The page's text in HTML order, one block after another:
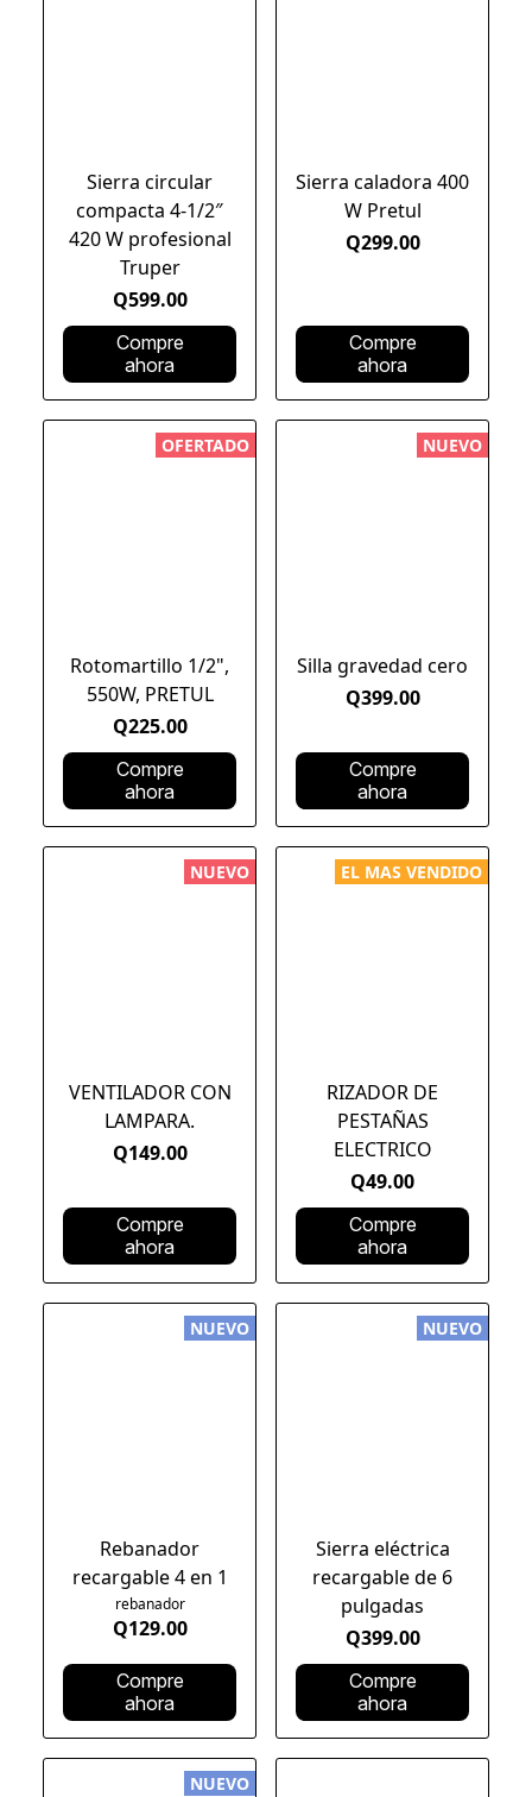
Sierra circular
compacta 4-1/2″
420 W profesional
Truper
Q599.00
Compre
ahora
Sierra caladora 400
W Pretul
Q299.00
Compre
ahora
OFERTADO
Rotomartillo 1/2",
550W, PRETUL
Q225.00
Compre
ahora
NUEVO
Silla gravedad cero
Q399.00
Compre
ahora
NUEVO
VENTILADOR CON
LAMPARA.
Q149.00
Compre
ahora
EL MAS VENDIDO
RIZADOR DE
PESTAÑAS
ELECTRICO
Q49.00
Compre
ahora
NUEVO
Rebanador
recargable 4 en 1
rebanador
Q129.00
Compre
ahora
NUEVO
Sierra eléctrica
recargable de 6
pulgadas
Q399.00
Compre
ahora
NUEVO